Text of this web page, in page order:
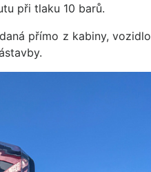
při tlaku 10 barů.
přímo z kabiny, vozidlo